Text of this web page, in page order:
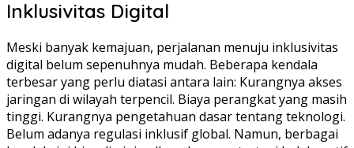
Inklusivitas Digital
Meski banyak kemajuan, perjalanan menuju inklusivitas
digital belum sepenuhnya mudah. Beberapa kendala
terbesar yang perlu diatasi antara lain: Kurangnya akses
jaringan di wilayah terpencil. Biaya perangkat yang masih
tinggi. Kurangnya pengetahuan dasar tentang teknologi.
Belum adanya regulasi inklusif global. Namun, berbagai